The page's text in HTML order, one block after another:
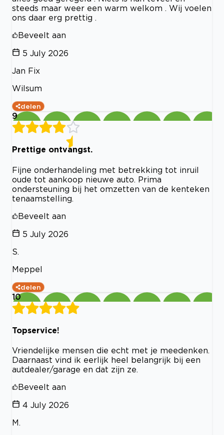
steeds maar weer een warm welkom . Wij voelen
ons daar erg prettig .
Beveelt aan
5 July 2026
Jan Fix
Wilsum
delen
9
Prettige ontvangst.
Fijne onderhandeling met betrekking tot inruil
oude tot aankoop nieuwe auto. Prima
ondersteuning bij het omzetten van de kenteken
tenaamstelling.
Beveelt aan
5 July 2026
S.
Meppel
delen
10
Topservice!
Vriendelijke mensen die echt met je meedenken.
Daarnaast vind ik eerlijk heel belangrijk bij een
autdealer/garage en dat zijn ze.
Beveelt aan
4 July 2026
M.